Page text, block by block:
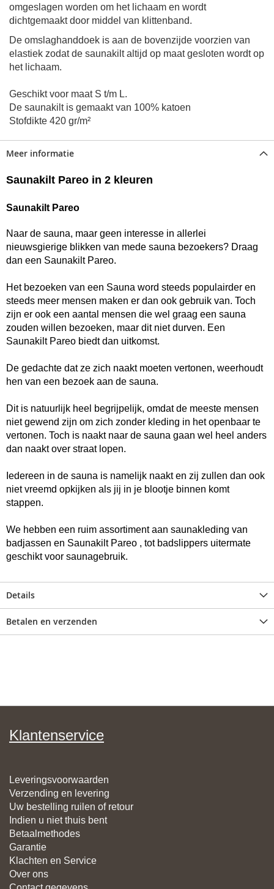
omgeslagen worden om het lichaam en wordt
dichtgemaakt door middel van klittenband.
De omslaghanddoek is aan de bovenzijde voorzien van
elastiek zodat de saunakilt altijd op maat gesloten wordt op
het lichaam.
Geschikt voor maat S t/m L.
De saunakilt is gemaakt van 100% katoen
Stofdikte 420 gr/m²
Meer informatie
Saunakilt Pareo in 2 kleuren
Saunakilt Pareo
Naar de sauna, maar geen interesse in allerlei
nieuwsgierige blikken van mede sauna bezoekers? Draag
dan een Saunakilt Pareo.
Het bezoeken van een Sauna word steeds populairder en
steeds meer mensen maken er dan ook gebruik van. Toch
zijn er ook een aantal mensen die wel graag een sauna
zouden willen bezoeken, maar dit niet durven. Een
Saunakilt Pareo biedt dan uitkomst.
De gedachte dat ze zich naakt moeten vertonen, weerhoudt
hen van een bezoek aan de sauna.
Dit is natuurlijk heel begrijpelijk, omdat de meeste mensen
niet gewend zijn om zich zonder kleding in het openbaar te
vertonen. Toch is naakt naar de sauna gaan wel heel anders
dan naakt over straat lopen.
Iedereen in de sauna is namelijk naakt en zij zullen dan ook
niet vreemd opkijken als jij in je blootje binnen komt
stappen.
We hebben een ruim assortiment aan saunakleding van
badjassen en Saunakilt Pareo , tot badslippers uitermate
geschikt voor saunagebruik.
Details
Betalen en verzenden
Klantenservice
Leveringsvoorwaarden
Verzending en levering
Uw bestelling ruilen of retour
Indien u niet thuis bent
Betaalmethodes
Garantie
Klachten en Service
Over ons